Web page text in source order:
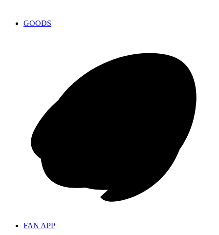
GOODS
FAN APP